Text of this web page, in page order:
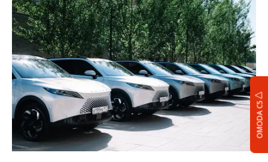
OMODA C5